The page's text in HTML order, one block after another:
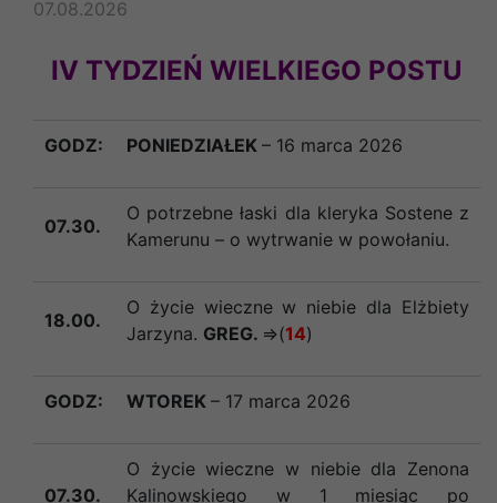
07.08.2026
IV TYDZIEŃ WIELKIEGO POSTU
GODZ: PONIEDZIAŁEK – 16 marca 2026
07.30.
O potrzebne łaski dla kleryka Sostene z
Kamerunu – o wytrwanie w powołaniu.
18.00.
O życie wieczne w niebie dla Elżbiety
Jarzyna. GREG. =>(14)
GODZ: WTOREK – 17 marca 2026
07.30.
O życie wieczne w niebie dla Zenona
Kalinowskiego w 1 miesiąc po